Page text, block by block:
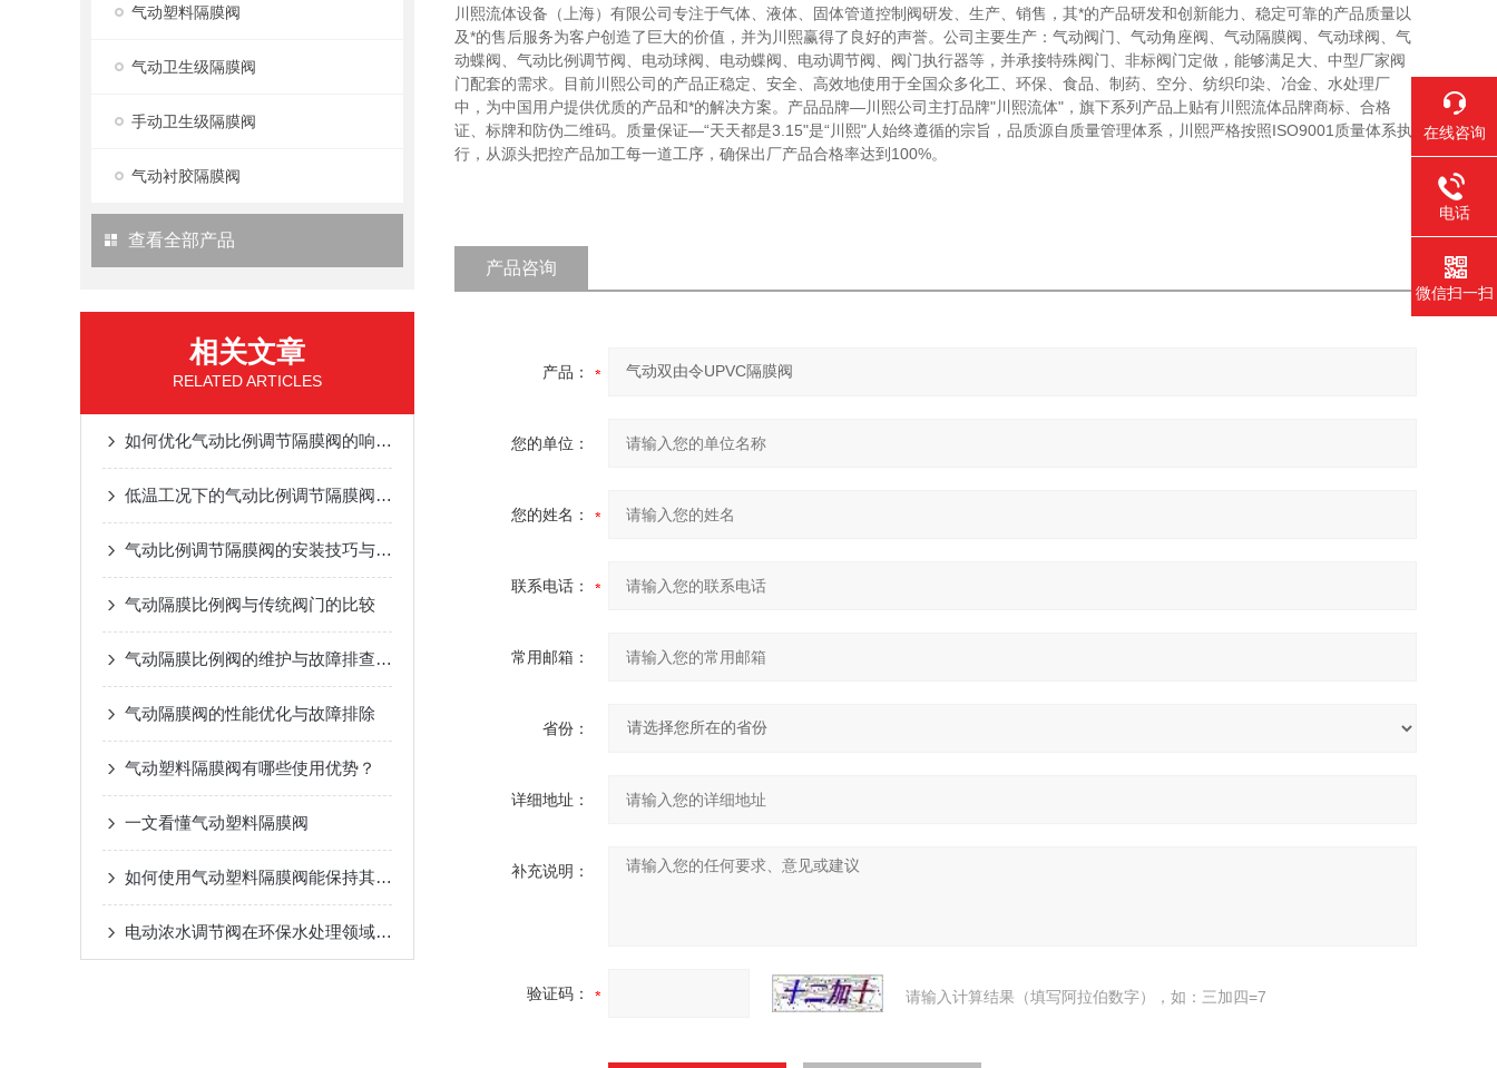
气动塑料隔膜阀
气动卫生级隔膜阀
手动卫生级隔膜阀
气动衬胶隔膜阀
查看全部产品
相关文章
RELATED ARTICLES
如何优化气动比例调节隔膜阀的响应速度与定位精度？
低温工况下的气动比例调节隔膜阀：性能表现与应对
气动比例调节隔膜阀的安装技巧与现场调试注意事项
气动隔膜比例阀与传统阀门的比较
气动隔膜比例阀的维护与故障排查指南
气动隔膜阀的性能优化与故障排除
气动塑料隔膜阀有哪些使用优势？
一文看懂气动塑料隔膜阀
如何使用气动塑料隔膜阀能保持其良好工作状态？
电动浓水调节阀在环保水处理领域的创新应用
川熙流体设备（上海）有限公司专注于气体、液体、固体管道控制阀研发、生产、销售，其*的产品研发和创新能力、稳定可靠的产品质量以
及*的售后服务为客户创造了巨大的价值，并为川熙赢得了良好的声誉。公司主要生产：气动阀门、气动角座阀、气动隔膜阀、气动球阀、气
动蝶阀、气动比例调节阀、电动球阀、电动蝶阀、电动调节阀、阀门执行器等，并承接特殊阀门、非标阀门定做，能够满足大、中型厂家阀
门配套的需求。目前川熙公司的产品正稳定、安全、高效地使用于全国众多化工、环保、食品、制药、空分、纺织印染、冶金、水处理厂
中，为中国用户提供优质的产品和*的解决方案。产品品牌—川熙公司主打品牌"川熙流体"，旗下系列产品上贴有川熙流体品牌商标、合格
证、标牌和防伪二维码。质量保证—“天天都是3.15"是“川熙"人始终遵循的宗旨，品质源自质量管理体系，川熙严格按照ISO9001质量体系执
行，从源头把控产品加工每一道工序，确保出厂产品合格率达到100%。
产品咨询
产品：
您的单位：
您的姓名：
联系电话：
常用邮箱：
省份：
详细地址：
补充说明：
验证码： 请输入计算结果（填写阿拉伯数字），如：三加四=7
在线咨询
电话
微信扫一扫